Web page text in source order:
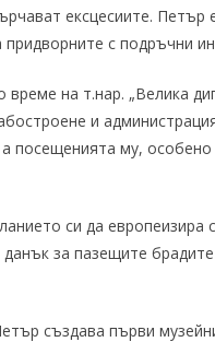
ексцесиите.
с подръчни
време на т.нар. „Велика
и
посещенията му, особено
си да европеизира
за пазещите
създава първи